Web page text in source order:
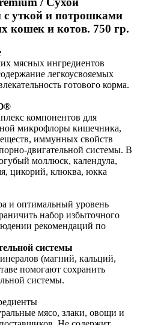
уткой и потрошками
кошек и котов. 750 гр.
мясных ингредиентов
легкоусвояемых
готового корма.
компонентов для
микрофлоры кишечника,
иммунных свойств
двигательной системы. В
моллюск, календула,
цикорий, клюква, юкка
и оптимальный уровень
набор избыточного
рекомендаций по
системы
(магний, кальций,
помогают сохранить
системы.
мясо, злаки, овощи и